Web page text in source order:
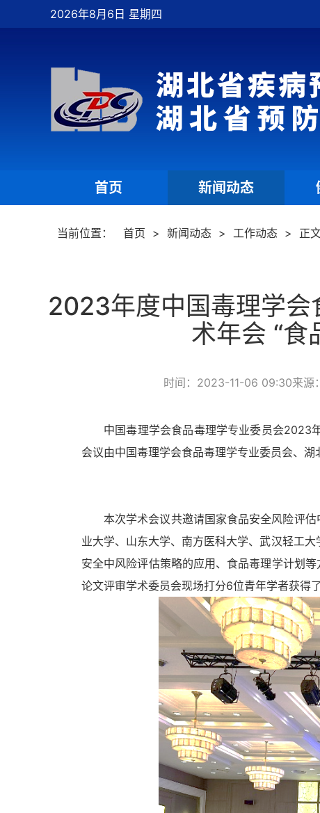
2026年8月6日 星期四
首页 新闻动态
当前位置： 首页 > 新闻动态 > 工作动态 > 正
2023年度中国毒理学会
术年会 “食
时间：2023-11-06 09:30来源
中国毒理学会食品毒理学专业委员会2023
会议由中国毒理学会食品毒理学专业委员会、
本次学术会议共邀请国家食品安全风险评
业大学、山东大学、南方医科大学、武汉轻工大
安全中风险评估策略的应用、食品毒理学计划
论文评审学术委员会现场打分6位青年学者获得